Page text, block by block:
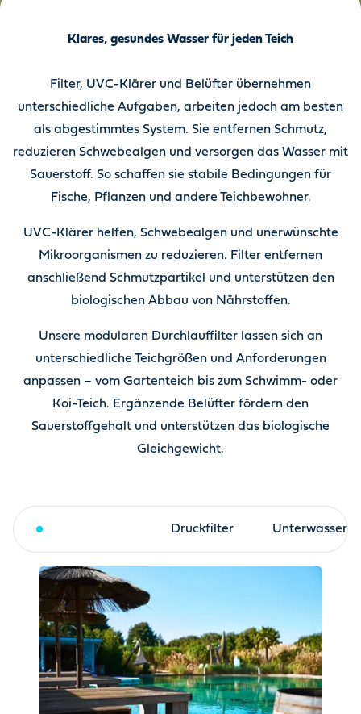
Klares, gesundes Wasser für jeden Teich
Filter, UVC-Klärer und Belüfter übernehmen
unterschiedliche Aufgaben, arbeiten jedoch am besten
als abgestimmtes System. Sie entfernen Schmutz,
reduzieren Schwebealgen und versorgen das Wasser mit
Sauerstoff. So schaffen sie stabile Bedingungen für
Fische, Pflanzen und andere Teichbewohner.
UVC-Klärer helfen, Schwebealgen und unerwünschte
Mikroorganismen zu reduzieren. Filter entfernen
anschließend Schmutzpartikel und unterstützen den
biologischen Abbau von Nährstoffen.
Unsere modularen Durchlauffilter lassen sich an
unterschiedliche Teichgrößen und Anforderungen
anpassen – vom Gartenteich bis zum Schwimm- oder
Koi-Teich. Ergänzende Belüfter fördern den
Sauerstoffgehalt und unterstützen das biologische
Gleichgewicht.
Druckfilter